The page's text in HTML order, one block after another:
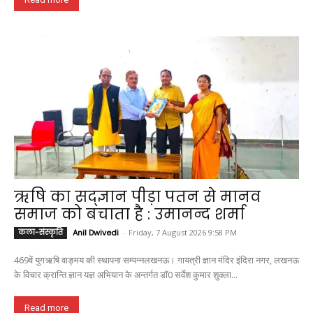
ऋषि का सद्ज्ञान पीड़ा पतन से मानव
समाज को बचाता है : उमानन्द शर्मा
कला-संस्कृति Anil Dwivedi - Friday, 7 August 2026 9:58 PM
469वें युगऋषि वाङ्मय की स्थापना सम्पन्नलखनऊ। गायत्री ज्ञान मंदिर इंदिरा नगर, लखनऊ
के विचार क्रान्ति ज्ञान यज्ञ अभियान के अन्तर्गत डॉ0 सर्वेश कुमार शुक्ला...
Read more